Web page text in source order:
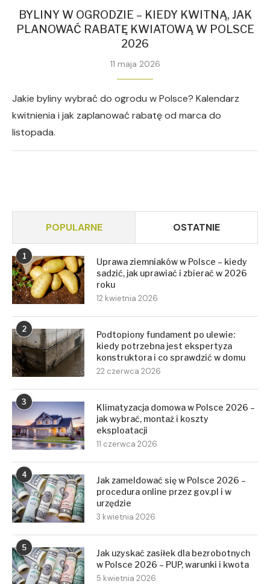
BYLINY W OGRODZIE – KIEDY KWITNĄ, JAK
PLANOWAĆ RABATĘ KWIATOWĄ W POLSCE
2026
11 maja 2026
Jakie byliny wybrać do ogrodu w Polsce? Kalendarz
kwitnienia i jak zaplanować rabatę od marca do
listopada.
POPULARNE OSTATNIE
1
Uprawa ziemniaków w Polsce – kiedy
sadzić, jak uprawiać i zbierać w 2026
roku
12 kwietnia 2026
2
Podtopiony fundament po ulewie:
kiedy potrzebna jest ekspertyza
konstruktora i co sprawdzić w domu
22 czerwca 2026
3
Klimatyzacja domowa w Polsce 2026 –
jak wybrać, montaż i koszty
eksploatacji
11 czerwca 2026
4
Jak zameldować się w Polsce 2026 –
procedura online przez gov.pl i w
urzędzie
3 kwietnia 2026
5
Jak uzyskać zasiłek dla bezrobotnych
w Polsce 2026 – PUP, warunki i kwota
5 kwietnia 2026